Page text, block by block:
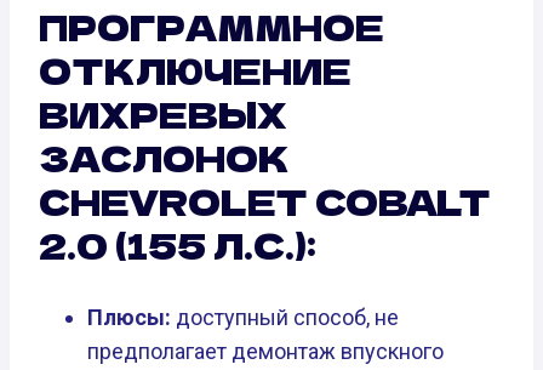
ПРОГРАММНОЕ
ОТКЛЮЧЕНИЕ
ВИХРЕВЫХ
ЗАСЛОНОК
CHEVROLET COBALT
2.0 (155 Л.С.):
Плюсы: доступный способ, не
предполагает демонтаж впускного